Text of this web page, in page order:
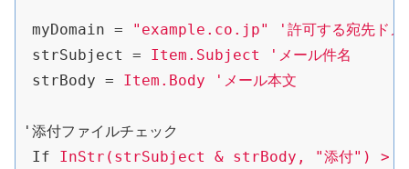
myDomain =
"example.co.jp" '許可する宛先ドメ
strSubject
= Item.Subject 'メール件名
strBody = Item.Body 'メール本文
'添付ファイルチェック
If
InStr(strSubject & strBody, "添付") > 0